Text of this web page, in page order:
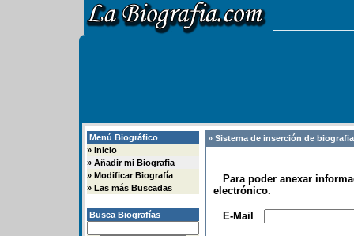
Menú Biográfico
» Inicio
» Añadir mi Biografia
» Modificar Biografía
» Las más Buscadas
Busca Biografías
» Sistema de inserción de
Para poder anexar
electrónico.
E-Mail